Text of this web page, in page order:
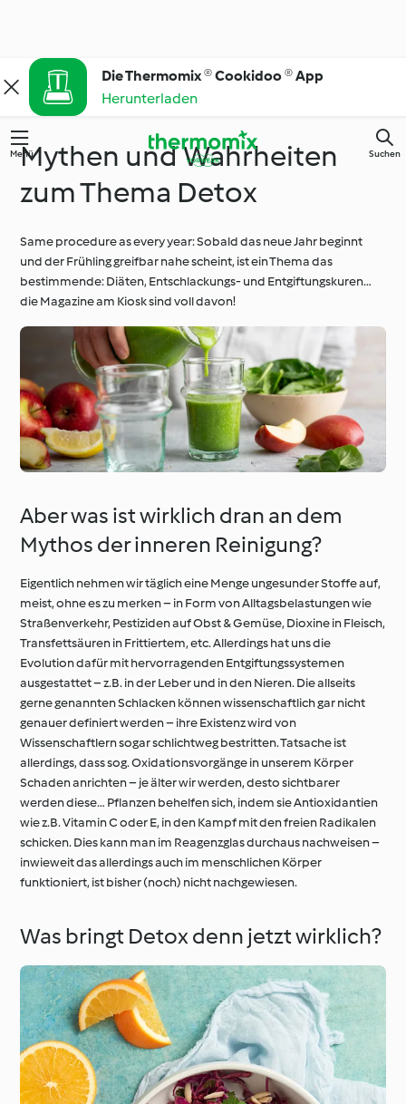
Die Thermomix ® Cookidoo ® App
Herunterladen
Menü Suchen
Mythen und Wahrheiten
zum Thema Detox
Same procedure as every year: Sobald das neue Jahr beginnt
und der Frühling greifbar nahe scheint, ist ein Thema das
bestimmende: Diäten, Entschlackungs- und Entgiftungskuren…
die Magazine am Kiosk sind voll davon!
Aber was ist wirklich dran an dem
Mythos der inneren Reinigung?
Eigentlich nehmen wir täglich eine Menge ungesunder Stoffe auf,
meist, ohne es zu merken – in Form von Alltagsbelastungen wie
Straßenverkehr, Pestiziden auf Obst & Gemüse, Dioxine in Fleisch,
Transfettsäuren in Frittiertem, etc. Allerdings hat uns die
Evolution dafür mit hervorragenden Entgiftungssystemen
ausgestattet – z.B. in der Leber und in den Nieren. Die allseits
gerne genannten Schlacken können wissenschaftlich gar nicht
genauer definiert werden – ihre Existenz wird von
Wissenschaftlern sogar schlichtweg bestritten. Tatsache ist
allerdings, dass sog. Oxidationsvorgänge in unserem Körper
Schaden anrichten – je älter wir werden, desto sichtbarer
werden diese… Pflanzen behelfen sich, indem sie Antioxidantien
wie z.B. Vitamin C oder E, in den Kampf mit den freien Radikalen
schicken. Dies kann man im Reagenzglas durchaus nachweisen –
inwieweit das allerdings auch im menschlichen Körper
funktioniert, ist bisher (noch) nicht nachgewiesen.
Was bringt Detox denn jetzt wirklich?